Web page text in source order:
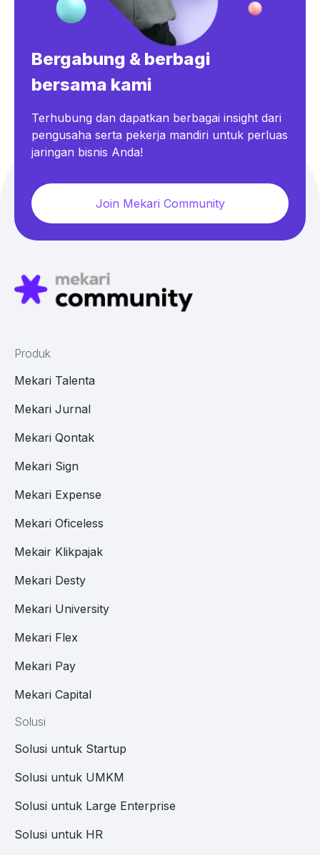
Bergabung & berbagi
bersama kami
Terhubung dan dapatkan berbagai insight dari
pengusaha serta pekerja mandiri untuk perluas
jaringan bisnis Anda!
Join Mekari Community
Produk
Mekari Talenta
Mekari Jurnal
Mekari Qontak
Mekari Sign
Mekari Expense
Mekari Oficeless
Mekair Klikpajak
Mekari Desty
Mekari University
Mekari Flex
Mekari Pay
Mekari Capital
Solusi
Solusi untuk Startup
Solusi untuk UMKM
Solusi untuk Large Enterprise
Solusi untuk HR